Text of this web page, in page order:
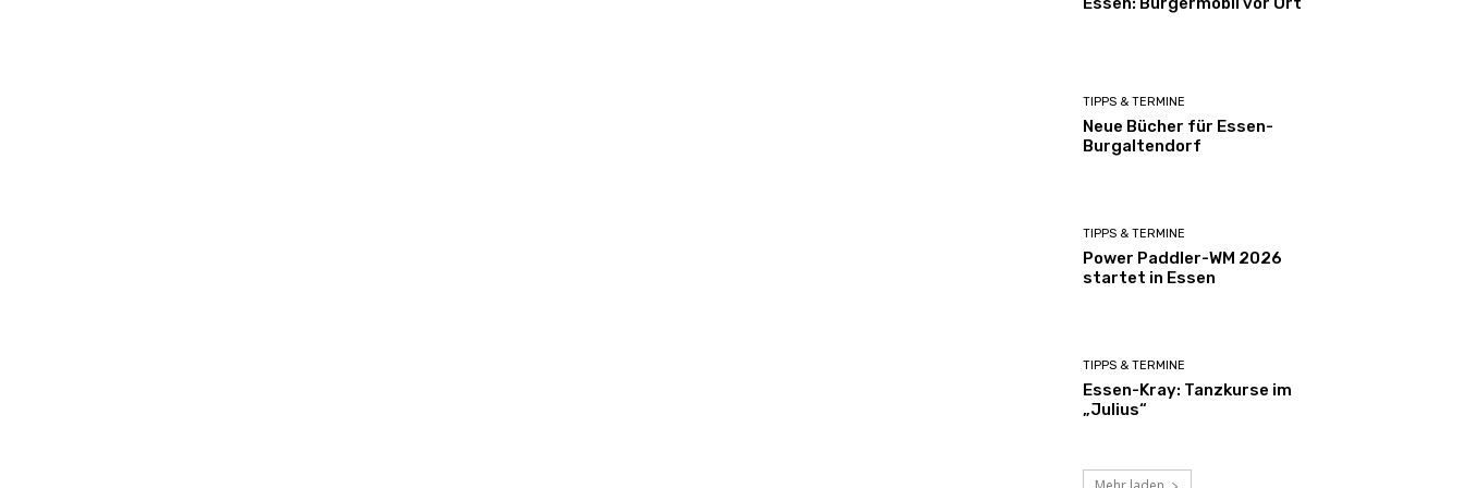
TIPPS & TERMINE
Neue Bücher für Essen-
Burgaltendorf
TIPPS & TERMINE
Power Paddler-WM 2026
startet in Essen
TIPPS & TERMINE
Essen-Kray: Tanzkurse im
„Julius“